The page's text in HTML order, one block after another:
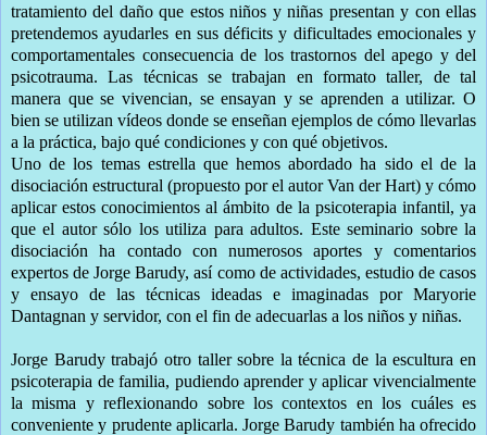
tratamiento del daño que estos niños y niñas presentan y con ellas
pretendemos ayudarles en sus déficits y dificultades emocionales y
comportamentales consecuencia de los trastornos del apego y del
psicotrauma. Las técnicas se trabajan en formato taller, de tal
manera que se vivencian, se ensayan y se aprenden a utilizar. O
bien se utilizan vídeos donde se enseñan ejemplos de cómo llevarlas
a la práctica, bajo qué condiciones y con qué objetivos.
Uno de los temas estrella que hemos abordado ha sido el de la
disociación estructural (propuesto por el autor Van der Hart) y cómo
aplicar estos conocimientos al ámbito de la psicoterapia infantil, ya
que el autor sólo los utiliza para adultos. Este seminario sobre la
disociación ha contado con numerosos aportes y comentarios
expertos de Jorge Barudy, así como de actividades, estudio de casos
y ensayo de las técnicas ideadas e imaginadas por Maryorie
Dantagnan y servidor, con el fin de adecuarlas a los niños y niñas.
Jorge Barudy trabajó otro taller sobre la técnica de la escultura en
psicoterapia de familia, pudiendo aprender y aplicar vivencialmente
la misma y reflexionando sobre los contextos en los cuáles es
conveniente y prudente aplicarla. Jorge Barudy también ha ofrecido